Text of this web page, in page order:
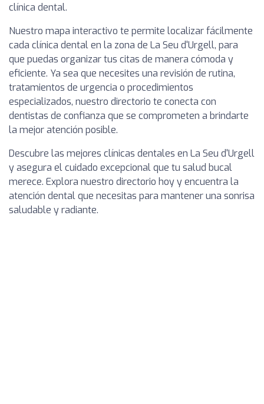
clínica dental.
Nuestro mapa interactivo te permite localizar fácilmente
cada clínica dental en la zona de La Seu d'Urgell, para
que puedas organizar tus citas de manera cómoda y
eficiente. Ya sea que necesites una revisión de rutina,
tratamientos de urgencia o procedimientos
especializados, nuestro directorio te conecta con
dentistas de confianza que se comprometen a brindarte
la mejor atención posible.
Descubre las mejores clínicas dentales en La Seu d'Urgell
y asegura el cuidado excepcional que tu salud bucal
merece. Explora nuestro directorio hoy y encuentra la
atención dental que necesitas para mantener una sonrisa
saludable y radiante.